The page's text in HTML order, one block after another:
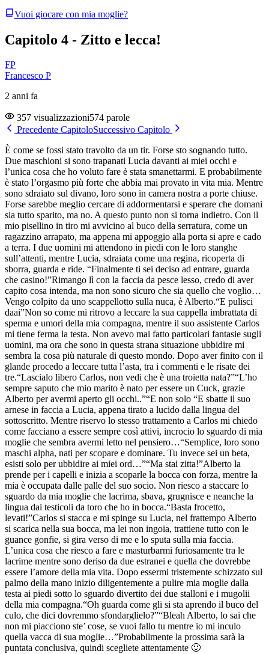
Vuoi giocare con mia moglie?
Capitolo 4 - Zitto e lecca!
FP
Francesco P
2 anni fa
357 visualizzazioni574 parole
Precedente CapitoloSuccessivo Capitolo
È come se fossi stato travolto da un tir. Forse sto sognando tutto.
Due maschioni si sono trapanati Lucia davanti ai miei occhi e
l’unica cosa che ho voluto fare è stata smanettarmi. E probabilmente
è stato l’orgasmo più forte che abbia mai provato in vita mia. Mentre
sono sdraiato sul divano, loro sono in camera nostra a porte chiuse.
Forse sarebbe meglio cercare di addormentarsi e sperare che domani
sia tutto sparito, ma no. A questo punto non si torna indietro. Con il
mio pisellino in tiro mi avvicino al buco della serratura, come un
ragazzino arrapato, ma appena mi appoggio alla porta si apre e cado
a terra. I due uomini mi attendono in piedi con le loro stanghe
sull’attenti, mentre Lucia, sdraiata come una regina, ricoperta di
sborra, guarda e ride. “Finalmente ti sei deciso ad entrare, guarda
che casino!”Rimango lì con la faccia da pesce lesso, credo di aver
capito cosa intenda, ma non sono sicuro che sia quello che voglio…
Vengo colpito da uno scappellotto sulla nuca, è Alberto.“E pulisci
daai”Non so come mi ritrovo a leccare la sua cappella imbrattata di
sperma e umori della mia compagna, mentre il suo assistente Carlos
mi tiene ferma la testa. Non avevo mai fatto particolari fantasie sugli
uomini, ma ora che sono in questa strana situazione ubbidire mi
sembra la cosa più naturale di questo mondo. Dopo aver finito con il
glande procedo a leccare tutta l’asta, tra i commenti e le risate dei
tre.“Lascialo libero Carlos, non vedi che è una troietta nata?”“L’ho
sempre saputo che mio marito è nato per essere un Cuck, grazie
Alberto per avermi aperto gli occhi..”“E non solo “E sbatte il suo
arnese in faccia a Lucia, appena tirato a lucido dalla lingua del
sottoscritto. Mentre riservo lo stesso trattamento a Carlos mi chiedo
come facciano a essere sempre così attivi, incrocio lo sguardo di mia
moglie che sembra avermi letto nel pensiero…“Semplice, loro sono
maschi alpha, nati per scopare e dominare. Tu invece sei un beta,
esisti solo per ubbidire ai miei ord…”“Ma stai zitta!”Alberto la
prende per i capelli e inizia a scoparle la bocca con forza, mentre la
mia è occupata dalle palle del suo socio. Non riesco a staccare lo
sguardo da mia moglie che lacrima, sbava, grugnisce e neanche la
lingua dai testicoli da toro che ho in bocca.“Basta frocetto,
levati!”Carlos si stacca e mi spinge su Lucia, nel frattempo Alberto
si scarica nella sua bocca, ma lei non ingoia, trattiene tutto con le
guance gonfie, si gira verso di me e lo sputa sulla mia faccia.
L’unica cosa che riesco a fare e masturbarmi furiosamente tra le
lacrime mentre sono deriso da due estranei e quella che dovrebbe
essere l’amore della mia vita. Dopo essermi tristemente schizzato sul
palmo della mano inizio diligentemente a pulire mia moglie dalla
testa ai piedi sotto lo sguardo divertito dei due stalloni e i mugolii
della mia compagna.“Oh guarda come gli si sta aprendo il buco del
culo, che dici dovremmo sfondarglielo?”“Bleah Alberto, lo sai che
non mi piacciono ste’ cose, se vuoi fallo tu mentre io mi inculo
quella vacca di sua moglie…”Probabilmente la prossima sarà la
puntata conclusiva, quindi scegliete attentamente 🙂